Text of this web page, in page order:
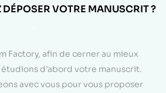
VOTRE MANUSCRIT ?
Factory, afin de cerner au mieux
d’abord votre manuscrit.
avec vous pour vous proposer